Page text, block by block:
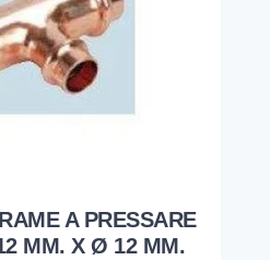
A PRESSARE
MM. X Ø 12 MM.